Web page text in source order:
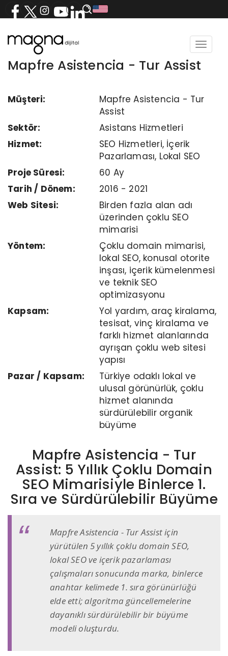
Toggle
Mapfre Asistencia - Tur Assist
Müşteri:
Mapfre Asistencia - Tur
Assist
Sektör:
Asistans Hizmetleri
Hizmet:
SEO Hizmetleri, İçerik
Pazarlaması, Lokal SEO
Proje Süresi:
60 Ay
Tarih / Dönem:
2016 - 2021
Web Sitesi:
Birden fazla alan adı
üzerinden çoklu SEO
mimarisi
Yöntem:
Çoklu domain mimarisi,
lokal SEO, konusal otorite
inşası, içerik kümelenmesi
ve teknik SEO
optimizasyonu
Kapsam:
Yol yardım, araç kiralama,
tesisat, vinç kiralama ve
farklı hizmet alanlarında
ayrışan çoklu web sitesi
yapısı
Pazar / Kapsam:
Türkiye odaklı lokal ve
ulusal görünürlük, çoklu
hizmet alanında
sürdürülebilir organik
büyüme
Mapfre Asistencia - Tur
Assist: 5 Yıllık Çoklu Domain
SEO Mimarisiyle Binlerce 1.
Sıra ve Sürdürülebilir Büyüme
Mapfre Asistencia - Tur Assist için
yürütülen 5 yıllık çoklu domain SEO,
lokal SEO ve içerik pazarlaması
çalışmaları sonucunda marka, binlerce
anahtar kelimede 1. sıra görünürlüğü
elde etti; algoritma güncellemelerine
dayanıklı sürdürülebilir bir büyüme
modeli oluşturdu.